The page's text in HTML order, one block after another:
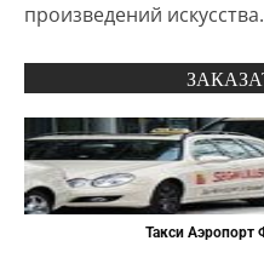
произведений искусства.
Такси